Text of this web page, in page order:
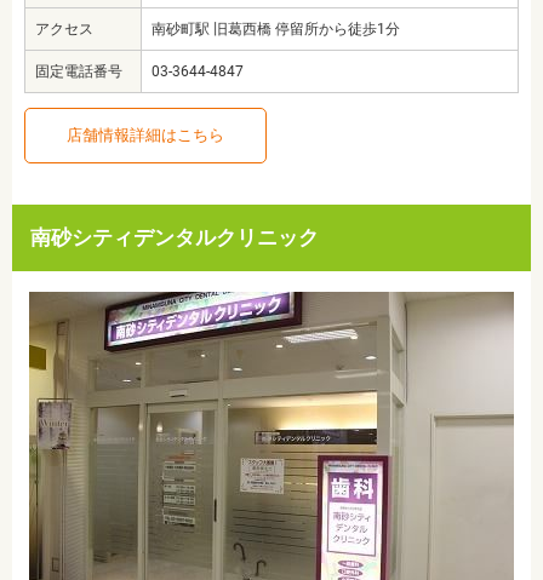
アクセス 南砂町駅 旧葛西橋 停留所から徒歩1分
固定電話番号 03-3644-4847
店舗情報詳細はこちら
南砂シティデンタルクリニック